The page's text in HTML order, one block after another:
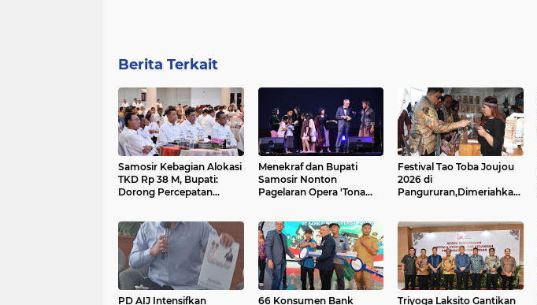
Berita Terkait
Samosir Kebagian Alokasi
TKD Rp 38 M, Bupati:
Dorong Percepatan
Menekraf dan Bupati
Samosir Nonton
Pagelaran Opera 'Tona
House
Festival Tao Toba Joujou
2026 di
Pangururan,Dimeriahkan
PD AIJ Intensifkan 66 Konsumen Bank Triyoga Laksito Gantikan